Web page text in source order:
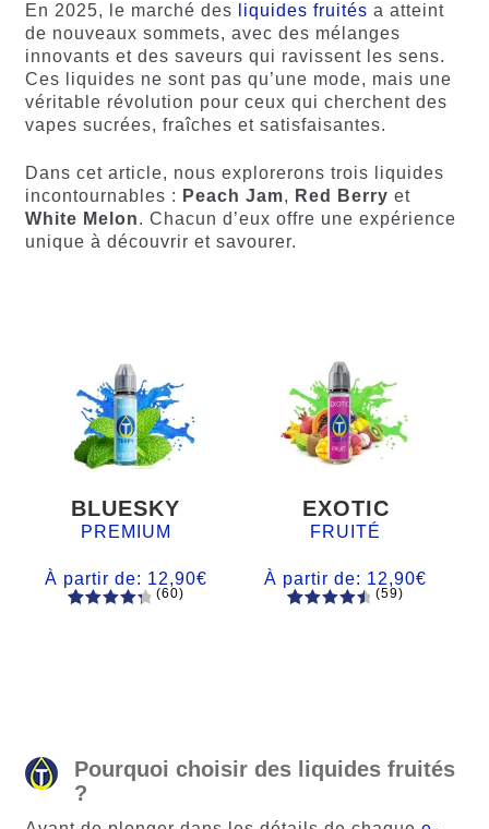
En 2025, le marché des
liquides fruités a atteint
de nouveaux sommets, avec des mélanges
innovants et des saveurs qui ravissent les sens.
Ces liquides ne sont pas qu’une mode, mais une
véritable révolution pour ceux qui cherchent des
vapes sucrées, fraîches et satisfaisantes.
Dans cet article, nous explorerons trois liquides
incontournables : Peach Jam, Red Berry et
White Melon. Chacun d’eux offre une expérience
unique à découvrir et savourer.
BLUESKY
PREMIUM
À partir de: 12,90€
(60)
EXOTIC
FRUITÉ
À partir de: 12,90€
(59)
Pourquoi choisir des liquides fruités
?